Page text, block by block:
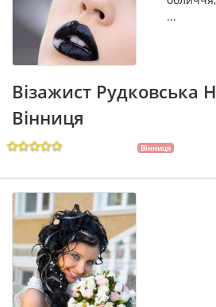
...
Візажист Рудковська
Вінниця
Вінниця